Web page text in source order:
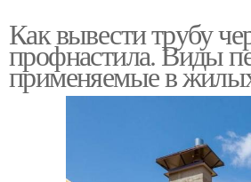
Как вывести трубу
профнастила. Виды
применяемые в